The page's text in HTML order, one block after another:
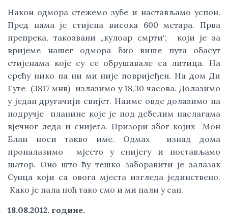
Након одмора стежемо зубе и настављамо успон.
Пред нама је стијена висока 600 метара. Прва
препрека, такозвани „кулоар смрти“, који је за
вријеме нашег одмора био више пута обасут
стијенама које су се обрушавале са литица. На
срећу нико па ни ми није повријеђен. На дом Ди
Гуте (3817 мнв) излазимо у 18,30 часова. Долазимо
у један другачији свијет. Наиме овде долазимо на
подручје планине које је под дебелим наслагама
вјечног леда и снијега. Призори због којих Мон
Блан носи такво име. Одмах изнад дома
проналазимо мјестo у снијегу и постављамо
шатор. Оно што ћу тешко заборавити је залазак
Сунца који са овога мјеста изгледа јединствено.
Како је пала ноћ тако смо и ми пали у сан.
18.08.2012. године.